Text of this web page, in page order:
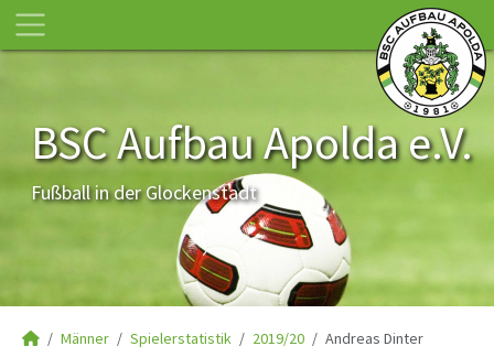
BSC Aufbau Apolda e.V.
Fußball in der Glockenstadt
Männer Spielerstatistik 2019/20 Andreas Dinter